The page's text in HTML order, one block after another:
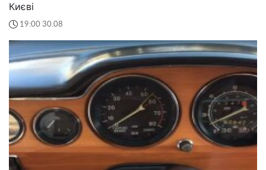
Києві
19:00 30.08